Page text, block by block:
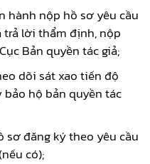
hành nộp hồ sơ yêu cầu
trả lời thẩm định, nộp
Bản quyền tác giả;
dõi sát xao tiến độ
hộ bản quyền tác
sơ đăng ký theo yêu cầu
có);